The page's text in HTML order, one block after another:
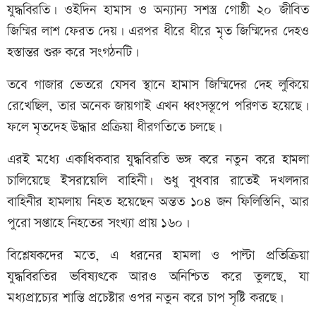
যুদ্ধবিরতি। ওইদিন হামাস ও অন্যান্য সশস্ত্র গোষ্ঠী ২০ জীবিত
জিম্মির লাশ ফেরত দেয়। এরপর ধীরে ধীরে মৃত জিম্মিদের দেহও
হস্তান্তর শুরু করে সংগঠনটি।
তবে গাজার ভেতরে যেসব স্থানে হামাস জিম্মিদের দেহ লুকিয়ে
রেখেছিল, তার অনেক জায়গাই এখন ধ্বংসস্তূপে পরিণত হয়েছে।
ফলে মৃতদেহ উদ্ধার প্রক্রিয়া ধীরগতিতে চলছে।
এরই মধ্যে একাধিকবার যুদ্ধবিরতি ভঙ্গ করে নতুন করে হামলা
চালিয়েছে ইসরায়েলি বাহিনী। শুধু বুধবার রাতেই দখলদার
বাহিনীর হামলায় নিহত হয়েছেন অন্তত ১০৪ জন ফিলিস্তিনি, আর
পুরো সপ্তাহে নিহতের সংখ্যা প্রায় ১৬০।
বিশ্লেষকদের মতে, এ ধরনের হামলা ও পাল্টা প্রতিক্রিয়া
যুদ্ধবিরতির ভবিষ্যৎকে আরও অনিশ্চিত করে তুলছে, যা
মধ্যপ্রাচ্যের শান্তি প্রচেষ্টার ওপর নতুন করে চাপ সৃষ্টি করছে।